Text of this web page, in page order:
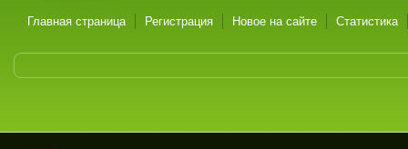
Главная страница Регистрация Новое на сайте Статистика